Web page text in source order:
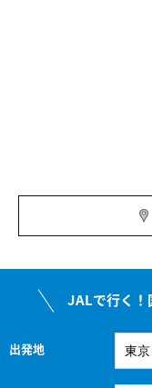
JALで行く！
出発地